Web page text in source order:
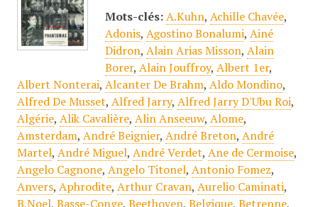
Mots-clés: A.Kuhn, Achille Chavée,
Adonis, Agostino Bonalumi, Ainé
Didron, Alain Arias Misson, Alain
Borer, Alain Jouffroy, Albert 1er,
Albert Nonterai, Alcanter De Brahm, Aldo Mondino,
Alfred De Musset, Alfred Jarry, Alfred Jarry D'Ubu Roi,
Algérie, Alik Cavalière, Alin Anseeuw, Alome,
Amsterdam, André Beignier, André Breton, André
Martel, André Miguel, André Verdet, Ane de Cermoise,
Angelo Cagnone, Angelo Titonel, Antonio Fomez,
Anvers, Aphrodite, Arthur Cravan, Aurelio Caminati,
B.Noel, Basse-Conge, Beethoven, Belgique, Betrenne,